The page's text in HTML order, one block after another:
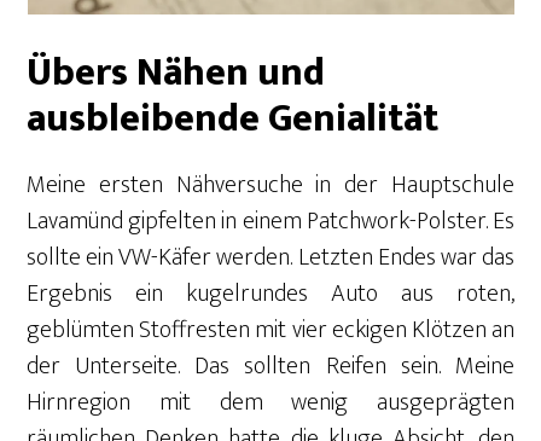
Übers Nähen und
ausbleibende Genialität
Meine ersten Nähversuche in der Hauptschule
Lavamünd gipfelten in einem Patchwork-Polster. Es
sollte ein VW-Käfer werden. Letzten Endes war das
Ergebnis ein kugelrundes Auto aus roten,
geblümten Stoffresten mit vier eckigen Klötzen an
der Unterseite. Das sollten Reifen sein. Meine
Hirnregion mit dem wenig ausgeprägten